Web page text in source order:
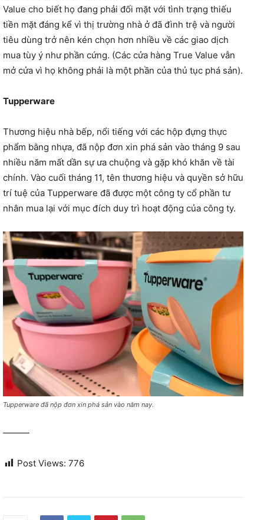
Value cho biết họ đang phải đối mặt với tình trạng thiếu
tiền mặt đáng kể vì thị trường nhà ở đã đình trệ và người
tiêu dùng trở nên kén chọn hơn nhiều về các giao dịch
mua tùy ý như phần cứng. (Các cửa hàng True Value vẫn
mở cửa vì họ không phải là một phần của thủ tục phá sản).
Tupperware
Thương hiệu nhà bếp, nổi tiếng với các hộp đựng thực
phẩm bằng nhựa, đã nộp đơn xin phá sản vào tháng 9 sau
nhiều năm mất dần sự ưa chuộng và gặp khó khăn về tài
chính. Vào cuối tháng 11, tên thương hiệu và quyền sở hữu
trí tuệ của Tupperware đã được một công ty cổ phần tư
nhân mua lại với mục đích duy trì hoạt động của công ty.
Tupperware đã nộp đơn xin phá sản vào năm nay.
———
Post Views: 776